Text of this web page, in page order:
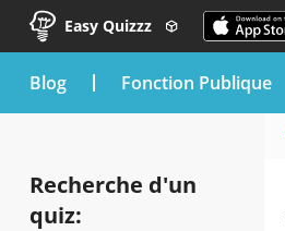
Easy Quizzz
blog Fonction Publique
Recherche d'un
quiz: